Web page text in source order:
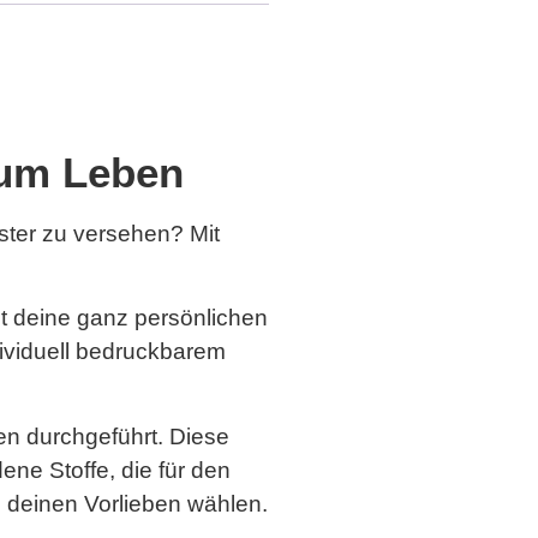
Leben
zu versehen? Mit
deine ganz persönlichen
bedruckbarem
durchgeführt. Diese
Stoffe, die für den
Vorlieben wählen.